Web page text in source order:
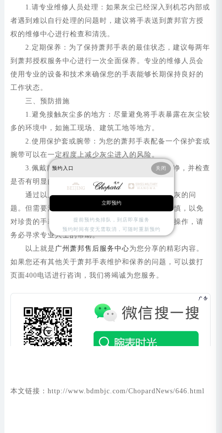
1.请专业维修人员处理：如果灰尘已经深入到机芯内部或
者遇到难以自行处理的问题时，建议将手表送到萧邦官方授
权的维修中心进行检查和清洗。
2.定期保养：为了保持萧邦手表的最佳状态，建议每两年
到萧邦授权服务中心进行一次全面保养。专业的维修人员会
使用专业的设备和技术来确保您的手表能够长期保持良好的
工作状态。
三、预防措施
1.避免接触灰尘多的地方：尽量避免将手表暴露在灰尘较
多的环境中，如施工现场、建筑工地等地方。
2.使用保护套或腕带：为您的萧邦手表配备一个保护套或
腕带可以在一定程度上减少灰尘进入的风险。
3.佩戴前检查：在佩戴之前，请确保您的手干净，并检查
是否有明显的灰尘颗粒附着在表盘上。
通过以上方法，您可以有效地解决萧邦手表进灰的问
题。但需要注意的是，在处理过程中要特别小心谨慎，以免
对珍贵的手表造成不必要的损伤。如果不确定如何操作，请
务必寻求专业人士的帮助。
以上就是 广州萧邦售后服务中心为您分享的精彩内容。
如果您还有其他关于萧邦手表维护和保养的问题，可以拨打
页面400电话进行咨询，我们将竭诚为您服务。
本文链接：http://www.bdmbjc.com/ChopardNews/646.html
预约入口 关闭
立即预约
提前预约免排队，到店即享服务
预约时间有变无需取消，可随时重新预约